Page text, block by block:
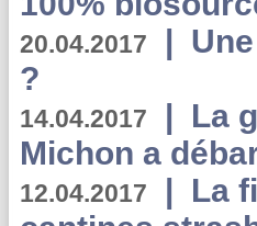
20.04.2017 |
?
14.04.2017 | La
Michon a
12.04.2017 | La